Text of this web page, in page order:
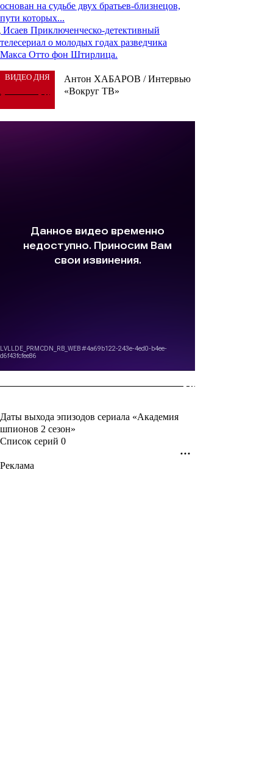
основан на судьбе двух братьев-близнецов,
пути которых...
Исаев Приключенческо-детективный
телесериал о молодых годах разведчика
Макса Отто фон Штирлица.
ВИДЕО ДНЯ
Антон ХАБАРОВ / Интервью
«Вокруг ТВ»
Даты выхода эпизодов сериала «Академия
шпионов 2 сезон»
Список серий 0
Реклама